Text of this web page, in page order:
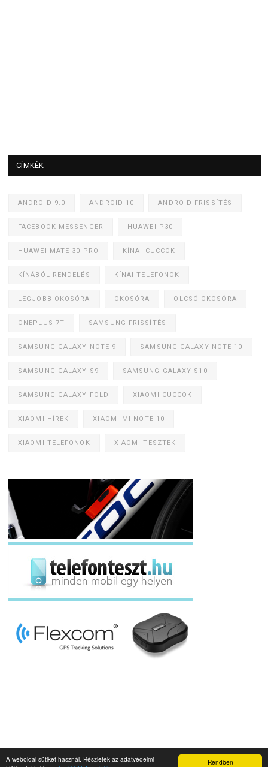
Rendben
A weboldal sütiket használ. Részletek az adatvédelmi
CÍMKÉK
ANDROID 9.0 ANDROID 10 ANDROID FRISSÍTÉS
FACEBOOK MESSENGER HUAWEI P30
HUAWEI MATE 30 PRO KÍNAI CUCCOK
KÍNÁBÓL RENDELÉS KÍNAI TELEFONOK
LEGJOBB OKOSÓRA OKOSÓRA OLCSÓ OKOSÓRA
ONEPLUS 7T SAMSUNG FRISSÍTÉS
SAMSUNG GALAXY NOTE 9 SAMSUNG GALAXY NOTE 10
SAMSUNG GALAXY S9 SAMSUNG GALAXY S10
SAMSUNG GALAXY FOLD XIAOMI CUCCOK
XIAOMI HÍREK XIAOMI MI NOTE 10
XIAOMI TELEFONOK XIAOMI TESZTEK
Napidroid.hu 2019